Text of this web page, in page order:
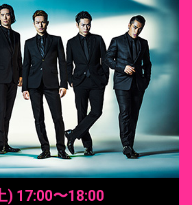
) 17:00〜18:00